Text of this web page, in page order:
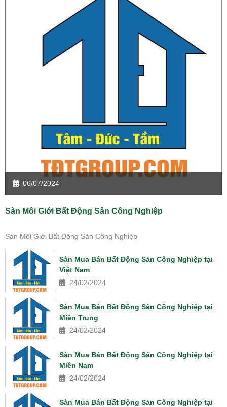
06/07/2024
Sàn Môi Giới Bất Động Sản Công Nghiệp
Sàn Môi Giới Bất Động Sản Công Nghiệp
Sàn Mua Bán Bất Động Sản Công Nghiệp tại
Việt Nam
24/02/2024
Sàn Mua Bán Bất Động Sản Công Nghiệp tại
Miền Trung
24/02/2024
Sàn Mua Bán Bất Động Sản Công Nghiệp tại
Miền Nam
24/02/2024
Sàn Mua Bán Bất Động Sản Công Nghiệp tại